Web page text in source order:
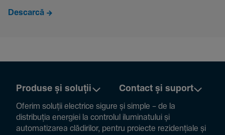
Descarcă
Produse și soluții Contact și suport
Oferim soluții electrice sigure și simple – de la
distribuția energiei la controlul ilumi­na­tului și
auto­ma­ti­zarea clădi­rilor, pentru proiecte rezi­den­țiale și